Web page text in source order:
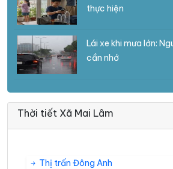
thực hiện
Lái xe khi mưa lớn:
cần nhớ
Thời tiết Xã Mai Lâm
Thị trấn Đông Anh